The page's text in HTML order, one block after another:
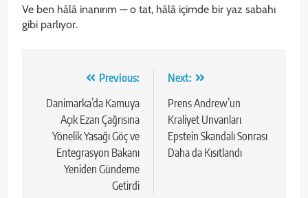
Ve ben hâlâ inanırım — o tat, hâlâ içimde bir yaz sabahı
gibi parlıyor.
gezinmesi
Previous:
Danimarka’da Kamuya
Açık Ezan Çağrısına
Yönelik Yasağı Göç ve
Entegrasyon Bakanı
Yeniden Gündeme
Getirdi
Next:
Prens Andrew’un
Kraliyet Unvanları
Epstein Skandalı Sonrası
Daha da Kısıtlandı